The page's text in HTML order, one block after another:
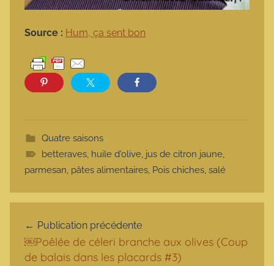
Source : Hum, ça sent bon
Quatre saisons
betteraves, huile d'olive, jus de citron jaune,
parmesan, pâtes alimentaires, Pois chiches, salé
Publication précédente
￼Poêlée de céleri branche aux olives (Coup
de balais dans les placards #3)